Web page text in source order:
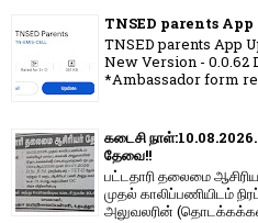
TNSED parents
TNSED parents App
New Version - 0.0.62
*Ambassador form
கடைசி
தேவை!!
பட்டதாரி தலைமை
முதல் காலிப்பணியிடம்
அலுவலரின்